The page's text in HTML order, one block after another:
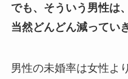
でも、そういう男性は
当然どんどん減ってい
男性の未婚率は女性よ